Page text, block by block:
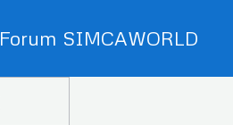
Forum SIMCAWORLD